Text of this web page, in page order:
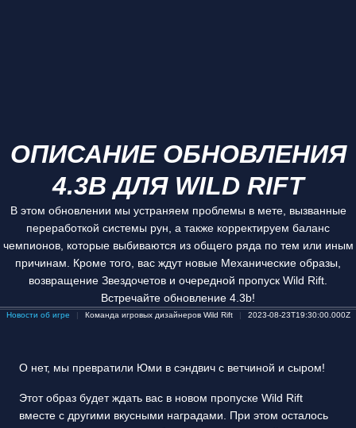
ОПИСАНИЕ ОБНОВЛЕНИЯ
4.3B ДЛЯ WILD RIFT
В этом обновлении мы устраняем проблемы в мете, вызванные
переработкой системы рун, а также корректируем баланс
чемпионов, которые выбиваются из общего ряда по тем или иным
причинам. Кроме того, вас ждут новые Механические образы,
возвращение Звездочетов и очередной пропуск Wild Rift.
Встречайте обновление 4.3b!
Новости об игре Команда игровых дизайнеров Wild Rift 2023-08-23T19:30:00.000Z
О нет, мы превратили Юми в сэндвич с ветчиной и сыром!
Этот образ будет ждать вас в новом пропуске Wild Rift
вместе с другими вкусными наградами. При этом осталось